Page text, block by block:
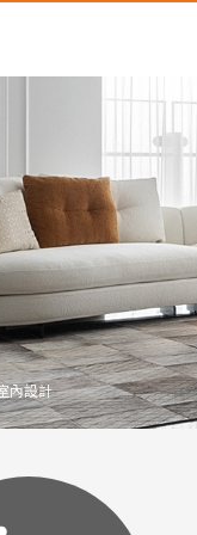
內設計